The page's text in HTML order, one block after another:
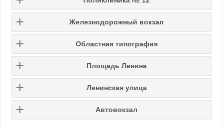
Железнодорожный вокзал
Областная типография
Площадь Ленина
Ленинская улица
Автовокзал